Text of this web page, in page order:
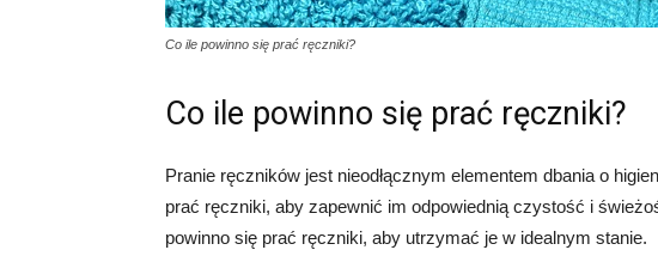
Co ile powinno się prać ręczniki?
Co ile powinno się prać ręczniki?
Pranie ręczników jest nieodłącznym elementem dbania o
prać ręczniki, aby zapewnić im odpowiednią czystość i
powinno się prać ręczniki, aby utrzymać je w idealnym stanie.